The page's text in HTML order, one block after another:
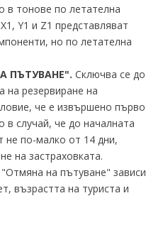
в тонове по летателна
Y1 и Z1 представляват
но по летателна
ПЪТУВАНЕ". Сключва се до
на резервиране на
че е извършено първо
случай, че до началната
не по-малко от 14 дни,
на застраховката.
на пътуване" зависи
възрастта на туриста и